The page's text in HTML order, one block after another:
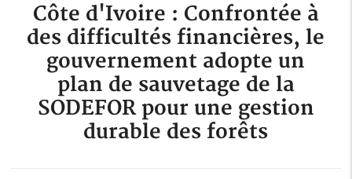
Côte d'Ivoire : Confrontée à
des difficultés financières, le
gouvernement adopte un
plan de sauvetage de la
SODEFOR pour une gestion
durable des forêts